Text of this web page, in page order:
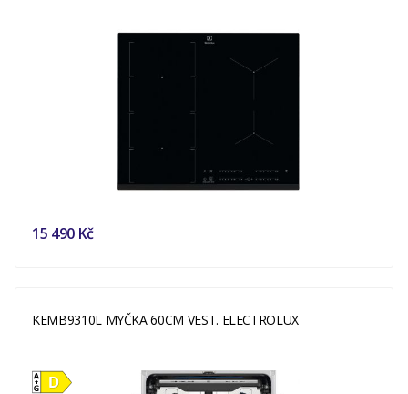
15 490 Kč
KEMB9310L MYČKA 60CM VEST. ELECTROLUX